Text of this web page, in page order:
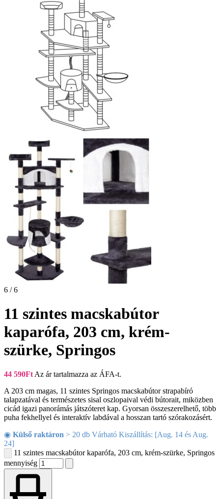
6 / 6
11 szintes macskabútor
kaparófa, 203 cm, krém-
szürke, Springos
44 590Ft Az ár tartalmazza az ÁFA-t.
A 203 cm magas, 11 szintes Springos macskabútor strapabíró
talapzatával és természetes sisal oszlopaival védi bútorait, miközben
cicád igazi panorámás játszóteret kap. Gyorsan összeszerelhető, több
puha fekhellyel és interaktív labdával a hosszan tartó szórakozásért.
◉ Külső raktáron > 20 db Várható Kiszállítás: [Aug. 14 és Aug.
24]
11 szintes macskabútor kaparófa, 203 cm, krém-szürke, Springos
mennyiség